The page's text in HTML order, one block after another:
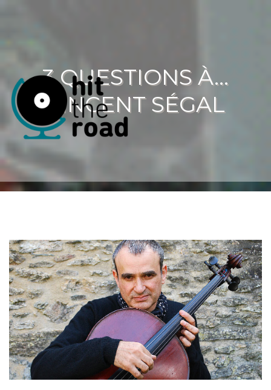
3 QUESTIONS À…
VINCENT SÉGAL